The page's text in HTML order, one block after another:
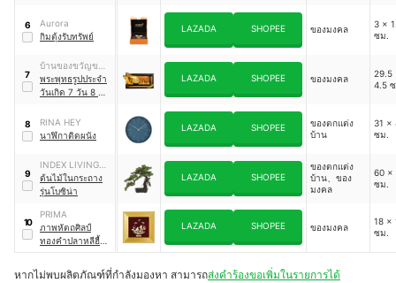
6
Aurora
กิมตุ้งรับทรัพย์
LAZADA SHOPEE ของมงคล
3 x
ซม.
7
บ้านของขวัญขอ
งมลคล
พระพุทธรูปประจำ
วันเกิด 7 วัน 8 ปาง
LAZADA SHOPEE ของมงคล
29.5
4.5
8
RINA HEY
นาฬิกาติดผนัง
LAZADA SHOPEE
ของตกแต่ง
บ้าน
31 x
ซม.
9
INDEX LIVING
MALL
ต้นไม้ในกระถาง
รุ่นโบซิน่า
LAZADA SHOPEE
ของตกแต่ง
บ้าน、ของ
มงคล
60 x
ซม.
10
PRIMA
ภาพหัตถศิลป์
ทองคำปลาหลีฮื้อ
หรรษา
LAZADA SHOPEE ของมงคล
18 x
ซม.
หากไม่พบผลิตภัณฑ์ที่กำลังมองหา สามารถส่งคำร้องขอเพิ่มในรายการได้